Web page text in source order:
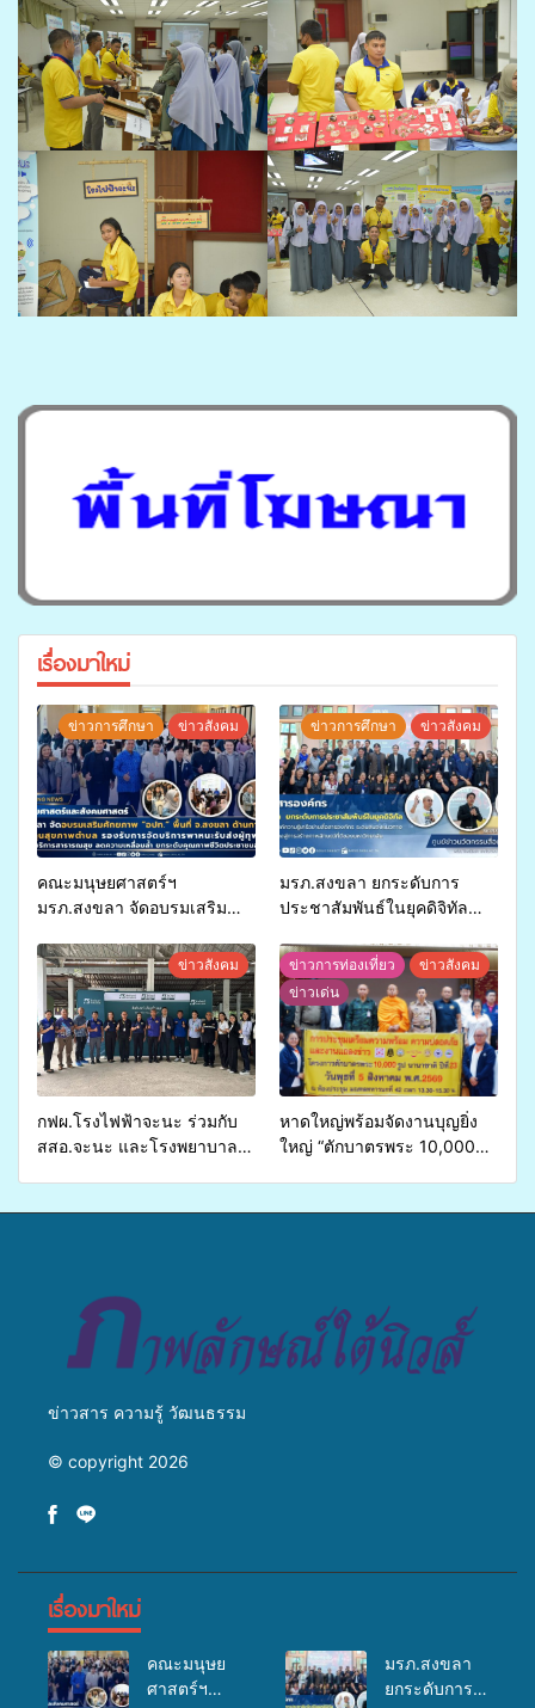
เรื่องมาใหม่
ข่าวการศึกษา ข่าวสังคม
คณะมนุษยศาสตร์ฯ
มรภ.สงขลา จัดอบรมเสริม
จ่ายงบกองทุนสุขภาพตำบล
รองรับการจัดบริการพาหนะรับ
ส่งผู้ทุพพลภาพเพื่อเข้ารับ
บริการสาธารณสุข ลดความ
เหลื่อมล้ำ ยกระดับคุณภาพ
ชีวิตประชาชนอย่างยั่งยืน
ข่าวการศึกษา ข่าวสังคม
มรภ.สงขลา ยกระดับการ
ประชาสัมพันธ์ในยุคดิจิทัล
ข่ายสื่อสารองค์กร ระดมสมอง
วางแนวทางการทำงาน ปูทาง
สู่การสร้างภาพลักษณ์ที่ดีของ
มหาวิทยาลัย
ข่าวสังคม
กฟผ.โรงไฟฟ้าจะนะ ร่วมกับ
สสอ.จะนะ และโรงพยาบาล
ข่าวการท่องเที่ยว
ข่าวสังคม
ข่าวเด่น
หาดใหญ่พร้อมจัดงานบุญยิ่ง
ใหญ่ “ตักบาตรพระ 10,000
ข่าวสาร ความรู้ วัฒนธรรม
© copyright 2026
เรื่องมาใหม่
คณะมนุษย
ศาสตร์ฯ
มรภ.สงขลา
ยกระดับการ